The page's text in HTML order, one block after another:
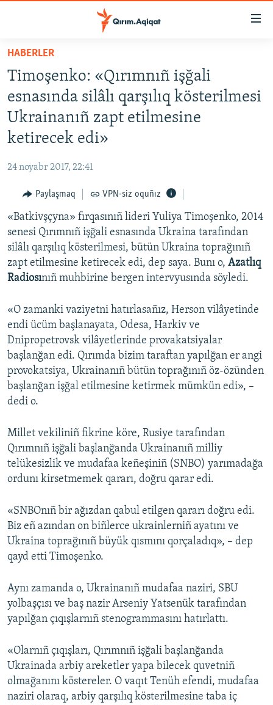
Esas
qaytmaq
Baş
navigatsiyağa
qaytmaq
Qıdıruvğa
SİYASET
İQTİSADİYAT
CEMİYET
İNSAN AQLARI
VİDEO
SÜRET
BLOGLAR
FİKİR
Українською
QOŞULIÑIZ!
RFE/RS bütün saytları
HABERLER
Timoşenko: «Qırımnıñ işğali
esnasında silâlı qarşılıq kösterilmesi
Ukrainanıñ zapt etilmesine
ketirecek edi»
24 noyabr 2017, 22:41
Paylaşmaq VPN-siz oquñız
«Batkivşçyna» fırqasınıñ lideri Yuliya Timoşenko, 2014
senesi Qırımnıñ işğali esnasında Ukraina tarafından
silâlı qarşılıq kösterilmesi, bütün Ukraina toprağınıñ
zapt etilmesine ketirecek edi, dep saya. Bunı o, Azatlıq
Radiosınıñ muhbirine bergen intervyusında söyledi.
«O zamanki vaziyetni hatırlasañız, Herson vilâyetinde
endi ücüm başlanayata, Odesa, Harkiv ve
Dnipropetrovsk vilâyetlerinde provakatsiyalar
başlanğan edi. Qırımda bizim taraftan yapılğan er angi
provokatsiya, Ukrainanıñ bütün toprağınıñ öz-özünden
başlanğan işğal etilmesine ketirmek mümkün edi», –
dedi o.
Millet vekiliniñ fikrine köre, Rusiye tarafından
Qırımnıñ işğali başlanğanda Ukrainanıñ milliy
telükesizlik ve mudafaa keñeşiniñ (SNBO) yarımadağa
ordunı kirsetmemek qararı, doğru qarar edi.
«SNBOnıñ bir ağızdan qabul etilgen qararı doğru edi.
Biz eñ azından on biñlerce ukrainlerniñ ayatını ve
Ukraina toprağınıñ büyük qısmını qorçaladıq», – dep
qayd etti Timoşenko.
Aynı zamanda o, Ukrainanıñ mudafaa naziri, SBU
yolbaşçısı ve baş nazir Arseniy Yatsenük tarafından
yapılğan çıqışlarnıñ stenogrammasını hatırlattı.
«Olarnıñ çıqışları, Qırımnıñ işğali başlanğanda
Ukrainada arbiy areketler yapa bilecek quvetniñ
olmağanını köstereler. O vaqıt Tenüh efendi, mudafaa
naziri olaraq, arbiy qarşılıq kösterilmesine taba iç